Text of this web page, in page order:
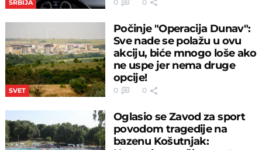
SRBIJA 0 0
SVET
Počinje "Operacija Dunav":
Sve nade se polažu u ovu
akciju, biće mnogo loše ako
ne uspe jer nema druge
opcije!
0 0
Oglasio se Zavod za sport
povodom tragedije na
bazenu Košutnjak: